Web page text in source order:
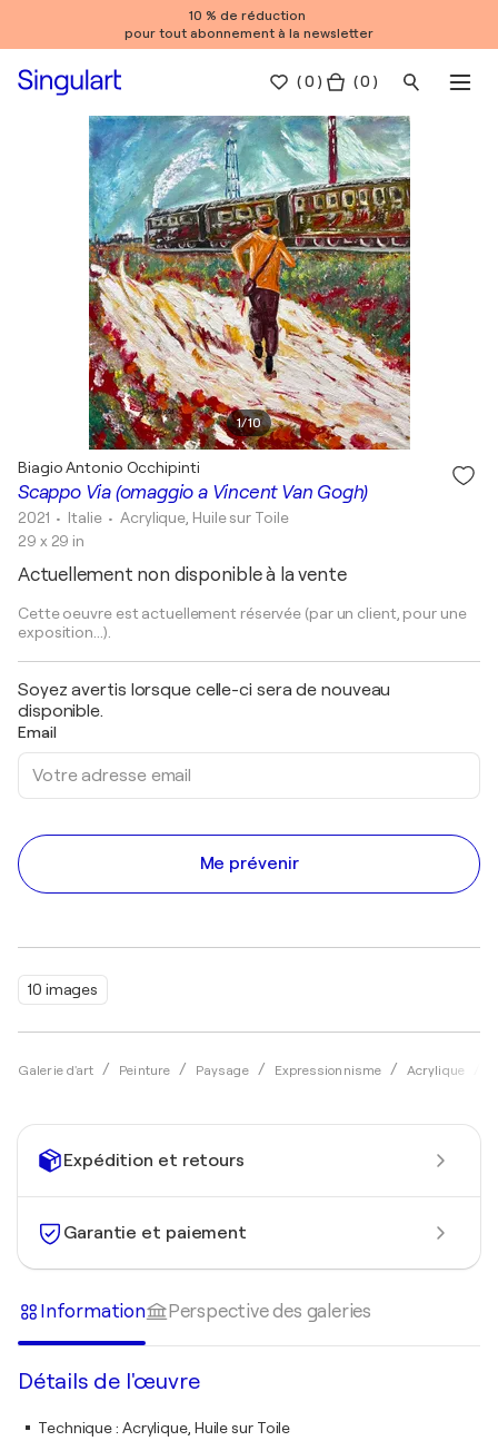
10 % de réduction
pour tout abonnement à la newsletter
(0 ) ( 0 )
1/10
10 images
Galerie d'art Peinture Paysage Expressionnisme Acrylique
Scappo Via (omaggio a Vincent Van Gogh)
Biagio Antonio Occhipinti
2021 • Italie •Acrylique, Huile sur Toile
29 x 29 in
Actuellement non disponible à la vente
Cette oeuvre est actuellement réservée (par un client, pour une
exposition...).
Soyez avertis lorsque celle-ci sera de nouveau
disponible.
Email
Me prévenir
Expédition et retours
Garantie et paiement
Information Perspective des galeries
Détails de l'œuvre
Technique: Acrylique, Huile sur Toile